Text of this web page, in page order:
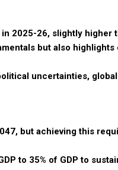
2025-26, slightly higher
but also
uncertainties,
but achieving this
to 35% of GDP to